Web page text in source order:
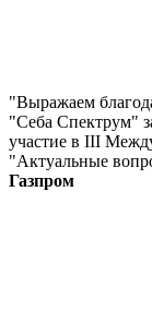
"Выражаем
"Себа Спектрум"
участие в III
"Актуальные
Газпром